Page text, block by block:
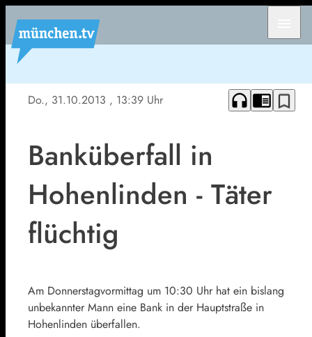
Do., 31.10.2013 , 13:39 Uhr headphones chrome_reader_mode bookmark_border
Banküberfall in
Hohenlinden - Täter
flüchtig
Am Donnerstagvormittag um 10:30 Uhr hat ein bislang
unbekannter Mann eine Bank in der Hauptstraße in
Hohenlinden überfallen.